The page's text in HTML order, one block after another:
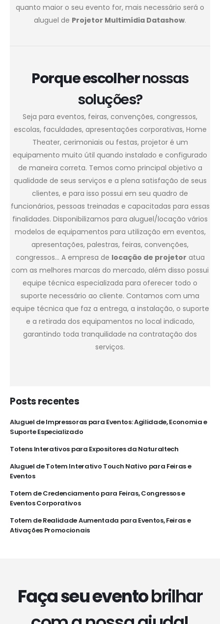
quanto maior o seu evento for, mais necessário será o
aluguel de Projetor Multimídia Datashow.
Porque escolhernossas
soluções?
Seja para eventos, feiras, convenções, congressos,
escolas, faculdades, apresentações corporativas, Home
Theater, cerimoniais ou festas, projetor é um
equipamento muito útil quando instalado e configurado
de maneira correta. Temos como principal objetivo a
qualidade de seus serviços e a plena satisfação de seus
clientes, e para isso possui em seu quadro de
funcionários, pessoas treinadas e capacitadas para essas
finalidades. Disponibilizamos para aluguel/locação vários
modelos de equipamentos para utilização em eventos,
apresentações, palestras, feiras, convenções,
congressos… A empresa de locação de projetor atua
com as melhores marcas do mercado, além disso possui
equipe técnica especializada para oferecer todo o
suporte necessário ao cliente. Contamos com uma
equipe técnica que faz a entrega, a instalação, o suporte
e a retirada dos equipamentos no local indicado,
garantindo toda tranquilidade na contratação dos
serviços.
Posts recentes
Aluguel de Impressoras para Eventos: Agilidade, Economia e
Suporte Especializado
Totens Interativos para Expositores da Naturaltech
Aluguel de Totem Interativo Touch Nativo para Feiras e
Eventos
Totem de Credenciamento para Feiras, Congressos e
Eventos Corporativos
Totem de Realidade Aumentada para Eventos, Feiras e
Ativações Promocionais
Faça seu eventobrilhar